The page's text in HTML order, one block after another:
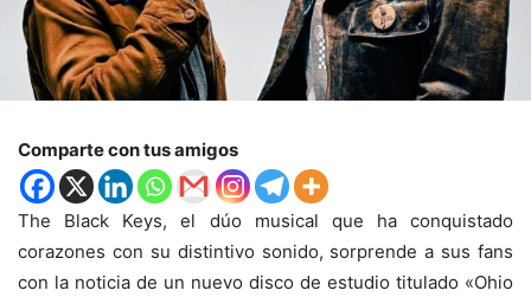
Comparte con tus amigos
The Black Keys, el dúo musical que ha conquistado
corazones con su distintivo sonido, sorprende a sus fans
con la noticia de un nuevo disco de estudio titulado «Ohio